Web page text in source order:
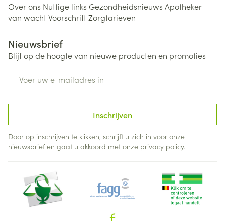
Over ons Nuttige links Gezondheidsnieuws Apotheker
van wachtVoorschriftZorgtarieven
Nieuwsbrief
Blijf op de hoogte van nieuwe producten en promoties
Inschrijven
Door op inschrijven te klikken, schrijft u zich in voor onze
nieuwsbrief en gaat u akkoord met onze privacy policy.